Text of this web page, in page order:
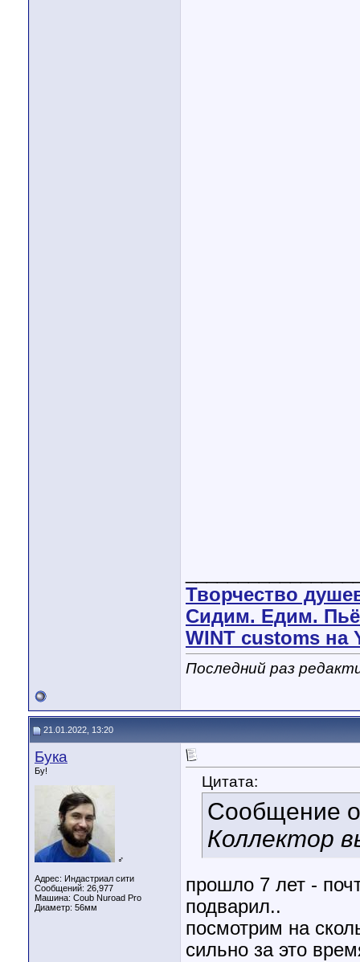
Творчество
Сидим. Едим.
WINT customs на
Последний раз
21.01.2022, 13:20
Бука
Бу!
♂
Адрес: Индастриал сити
Сообщений: 26,977
Машина: Coub Nuroad Pro
Диаметр: 56мм
Цитата:
Сообщение
Коллектор
прошло 7 лет -
подварил..
посмотрим на
сильно за это